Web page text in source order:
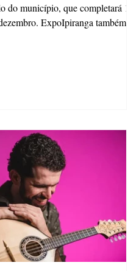
do município, que completará 129
ExpoIpiranga também